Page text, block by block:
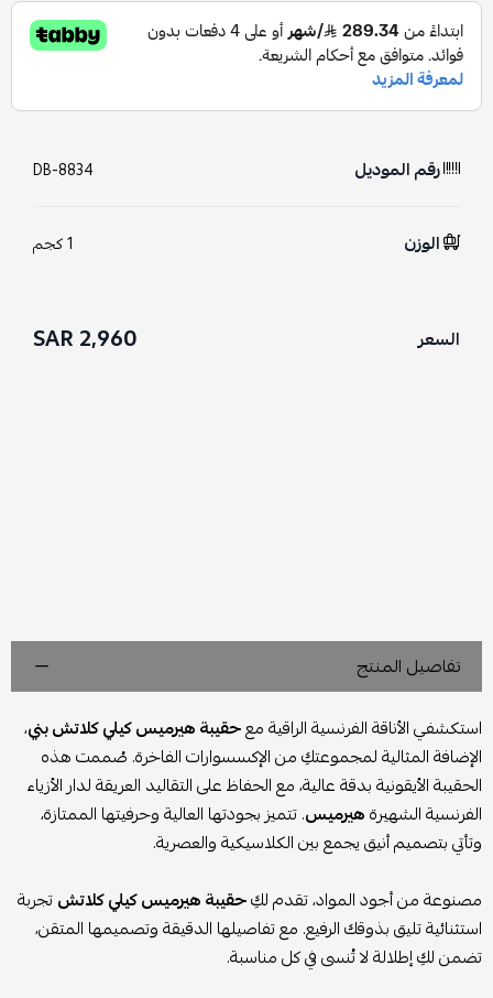
رقم الموديل DB-8834
الوزن 1 كجم
السعر 2,960 SAR
تفاصيل المنتج
استكشفي الأناقة الفرنسية الراقية معحقيبة هيرميس كيلي كلاتش بني،
الإضافة المثالية لمجموعتكِ من الإكسسوارات الفاخرة. صُممت هذه
الحقيبة الأيقونية بدقة عالية، مع الحفاظ على التقاليد العريقة لدار الأزياء
الفرنسية الشهيرةهيرميس. تتميز بجودتها العالية وحرفيتها الممتازة،
وتأتي بتصميم أنيق يجمع بين الكلاسيكية والعصرية.
مصنوعة من أجود المواد، تقدم لكِحقيبة هيرميس كيلي كلاتشتجربة
استثنائية تليق بذوقك الرفيع. مع تفاصيلها الدقيقة وتصميمها المتقن،
تضمن لكِ إطلالة لا تُنسى في كل مناسبة.